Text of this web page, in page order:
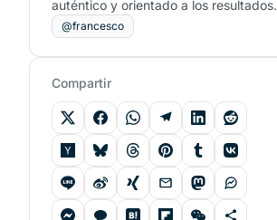
auténtico y orientado a los resultados.
@francesco
Compartir